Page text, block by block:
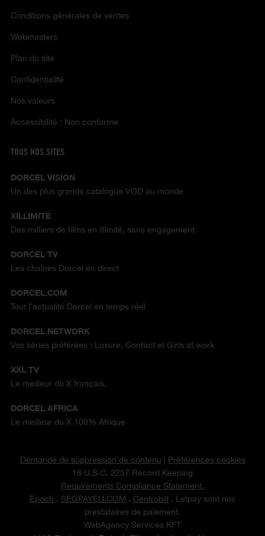
Conditions générales de ventes
Webmasters
Plan du site
Confidentialité
Nos valeurs
Accessibilité : Non conforme
TOUS NOS SITES
DORCEL VISION
Un des plus grands catalogue VOD au monde
XILLIMITE
Des milliers de films en illimité, sans engagement
DORCEL TV
Les chaînes Dorcel en direct
DORCEL.COM
Tout l'actualité Dorcel en temps réel
DORCEL NETWORK
Vos séries préférées : Luxure, Contact et Girls at work
XXL TV
Le meilleur du X français.
DORCEL AFRICA
Le meilleur du X 100% Afrique
Demande de suppression de contenu
Préférences cookies
18 U.S.C. 2257 Record Keeping
Requirements Compliance Statement.
Epoch , SEGPAYEU.COM , Centrobill , Letpay sont nos
prestataires de paiement.
WebAgency Services KFT